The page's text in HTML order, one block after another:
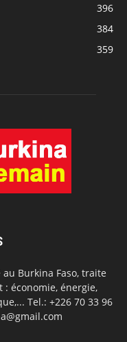
396
384
359
Burkina Faso, traite
économie, énergie,
Tel.: +226 70 33 96